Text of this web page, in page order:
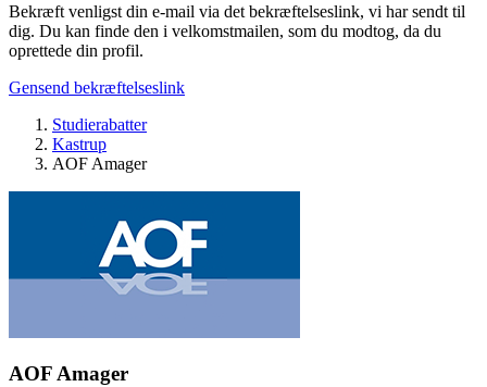
Bekræft venligst din e-mail via det bekræftelseslink, vi har sendt til
dig. Du kan finde den i velkomstmailen, som du modtog, da du
oprettede din profil.
Gensend bekræftelseslink
Studierabatter
Kastrup
AOF Amager
AOF Amager